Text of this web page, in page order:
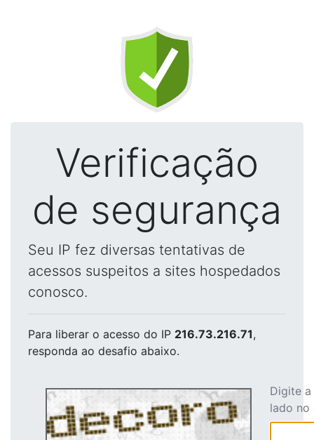
Verificação
de segurança
Seu IP fez diversas tentativas de
acessos suspeitos a sites hospedados
conosco.
Para liberar o acesso do IP 216.73.216.71,
responda ao desafio abaixo.
Digite
lado no